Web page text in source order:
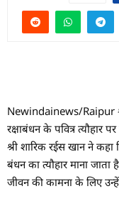
Newindainews/Raipur
रक्षाबंधन के पवित्र त्यौहार
श्री शारिक रईस खान ने कहा
बंधन का त्यौहार माना
जीवन की कामना के लिए उन्हें